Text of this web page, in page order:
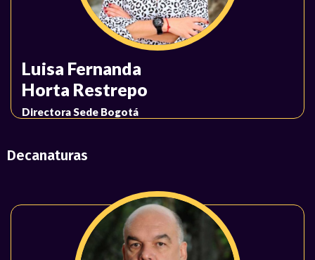
Luisa Fernanda
Horta Restrepo
Directora Sede Bogotá
Decanaturas